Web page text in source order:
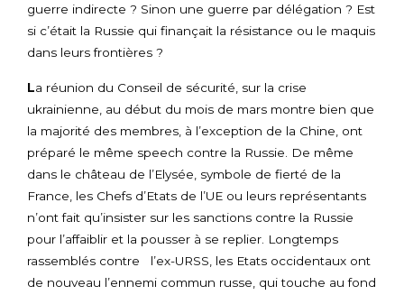
guerre indirecte ? Sinon une guerre par délégation ? Est
si c’était la Russie qui finançait la résistance ou le maquis
dans leurs frontières ?
La réunion du Conseil de sécurité, sur la crise
ukrainienne, au début du mois de mars montre bien que
la majorité des membres, à l’exception de la Chine, ont
préparé le même speech contre la Russie. De même
dans le château de l’Elysée, symbole de fierté de la
France, les Chefs d’Etats de l’UE ou leurs représentants
n’ont fait qu’insister sur les sanctions contre la Russie
pour l’affaiblir et la pousser à se replier. Longtemps
rassemblés contre l’ex-URSS, les Etats occidentaux ont
de nouveau l’ennemi commun russe, qui touche au fond